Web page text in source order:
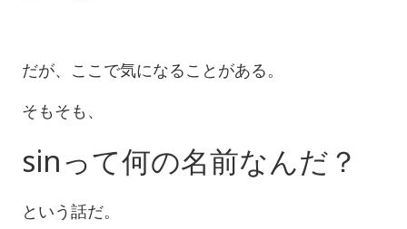
だが、ここで気になることがある。
そもそも、
sinって何の名前なんだ？
という話だ。